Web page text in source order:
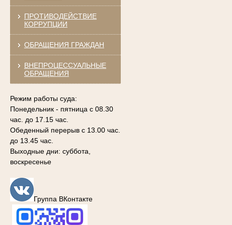
ПРОТИВОДЕЙСТВИЕ
КОРРУПЦИИ
ОБРАЩЕНИЯ ГРАЖДАН
ВНЕПРОЦЕССУАЛЬНЫЕ
ОБРАЩЕНИЯ
Режим работы суда:
Понедельник - пятница с 08.30
час. до 17.15 час.
Обеденный перерыв с 13.00 час.
до 13.45 час.
Выходные дни: суббота,
воскресенье
Группа ВКонтакте